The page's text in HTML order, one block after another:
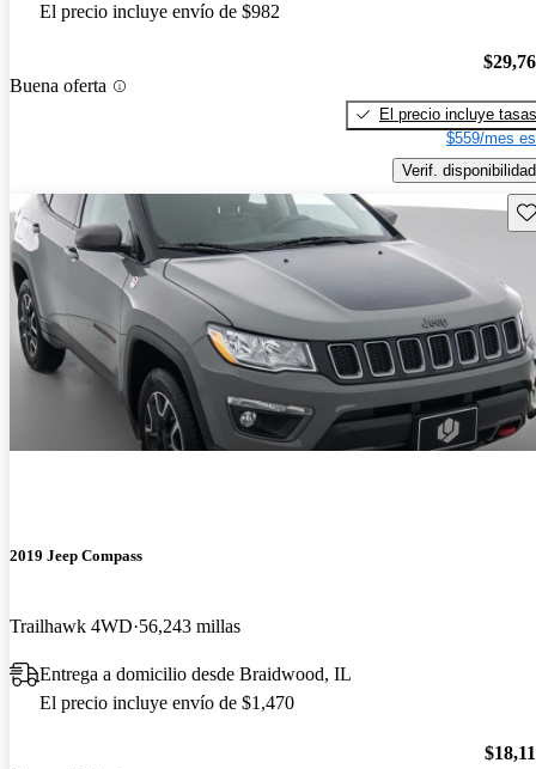
El precio incluye envío de $982
Buena oferta
El precio incluye tasas
$559/mes
Verif. disponibilidad
2019 Jeep Compass
Trailhawk 4WD 56,243 millas
Entrega a domicilio desde Braidwood, IL
El precio incluye envío de $1,470